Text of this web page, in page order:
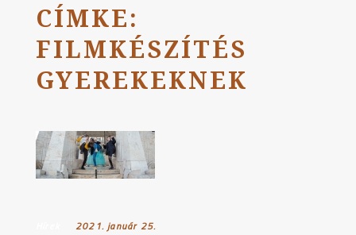
tartalomhoz
CÍMKE:
FILMKÉSZÍTÉS
GYEREKEKNEK
Posted on:
2021. január 25.